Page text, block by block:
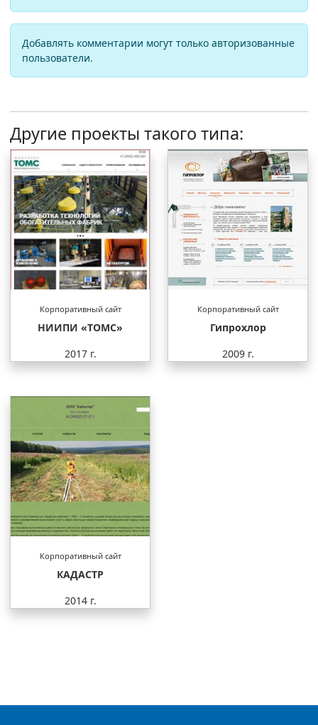
Добавлять комментарии могут только авторизованные
пользователи.
Другие проекты такого типа:
Корпоративный сайт
НИИПИ «ТОМС»
2017 г.
Корпоративный сайт
Гипрохлор
2009 г.
Корпоративный сайт
КАДАСТР
2014 г.